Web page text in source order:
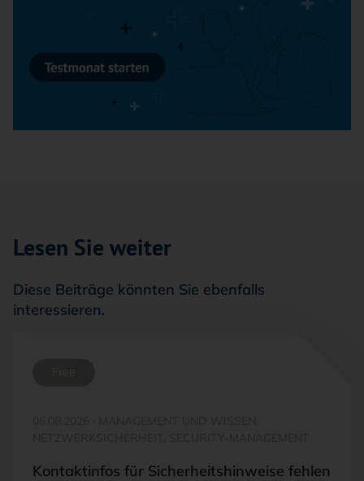
Lesen Sie weiter
Diese Beiträge könnten Sie ebenfalls
interessieren.
Kontaktinfos für Sicherheitshinweise fehlen